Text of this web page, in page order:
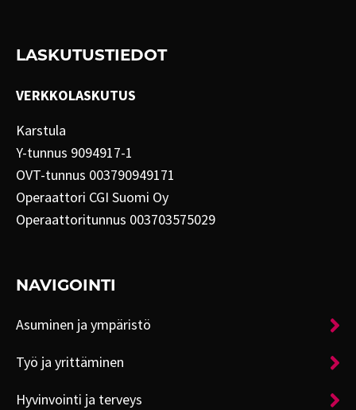
LASKUTUSTIEDOT
VERKKOLASKUTUS
Karstula
Y-tunnus 9094917-1
OVT-tunnus 003790949171
Operaattori CGI Suomi Oy
Operaattoritunnus 003703575029
NAVIGOINTI
Asuminen ja ympäristö
Työ ja yrittäminen
Hyvinvointi ja terveys